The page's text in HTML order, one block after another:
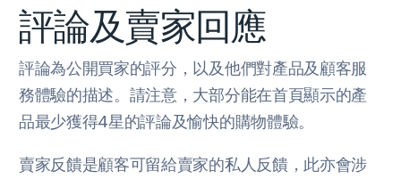
評論及賣家回應
評論為公開買家的評分，以及他們對產品及顧客服
務體驗的描述。請注意，大部分能在首頁顯示的產
品最少獲得4星的評論及愉快的購物體驗。
賣家反饋是顧客可留給賣家的私人反饋，此亦會涉